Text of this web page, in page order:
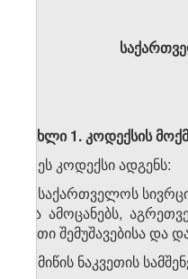
მუხლი1.კოდექსის
1. ეს კოდექსი ადგენს:
ა) საქართველოს
და ამოცანებს,
მათი შემუშავებისა და
ბ) მიწის ნაკვეთის